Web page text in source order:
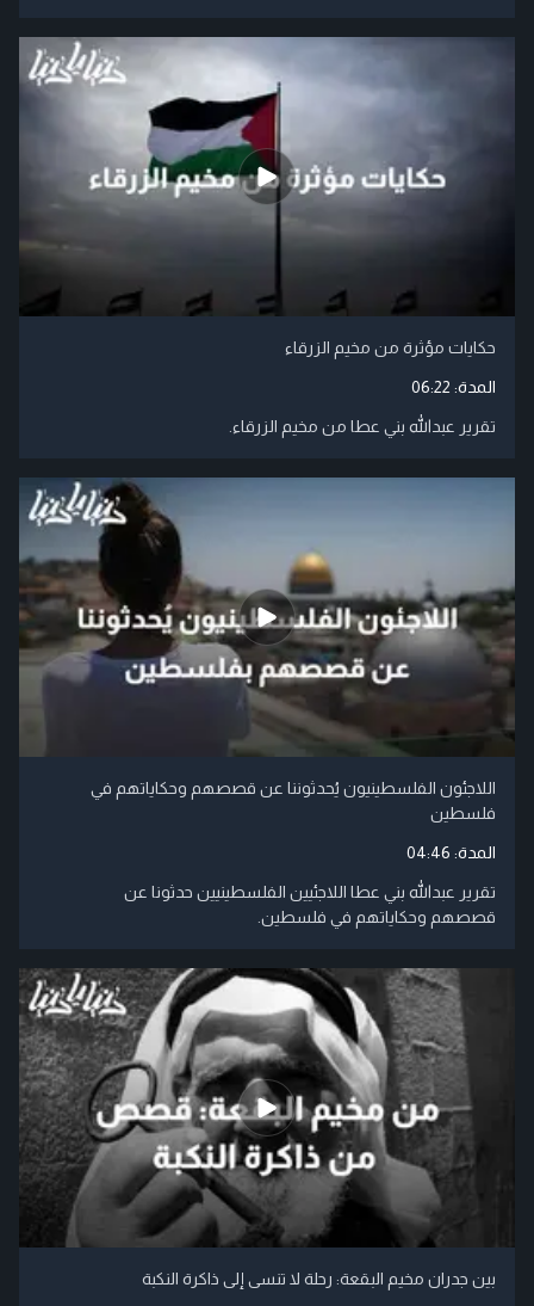
حكايات مؤثرة من مخيم الزرقاء
المدة: 06:22
تقرير عبدالله بني عطا من مخيم الزرقاء.
اللاجئون الفلسطينيون يُحدثوننا عن قصصهم وحكاياتهم في
فلسطين
المدة: 04:46
تقرير عبدالله بني عطا اللاجئيين الفلسطينيين حدثونا عن
قصصهم وحكاياتهم في فلسطين.
بين جدران مخيم البقعة: رحلة لا تنسى إلى ذاكرة النكبة